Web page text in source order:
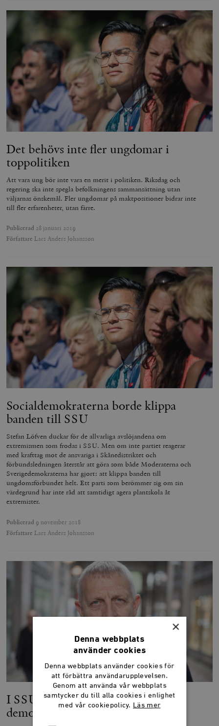
Det behövs inte fler ungdomar i
toppolitiken
Att vara ung bör inte vara en merit i politiken. Riksdag och
regering ska inte spegla befolkningens sammansättning utan
väljarnas önskemål. Fler ungdomar på maktpositioner bidrar inte
till fler erfarenheter, utan färre.
Publicerad 28 januari 2019
Författare Lars Anders Johansson
Socialdemokraterna borde klippa
banden till SSU
Stefan Löfven duckar för de allvarliga avslöjandena om
extremismen som frodas i SSU. Men om inte partiet reagerar
med krafttag mot de ansvariga i Skånedistriktet och
förbundsledningen återstår att göra som både Moderaterna och
Sverigedemokraterna har gjort: att klippa banden till
ungdomsförbundet helt. Ett parti som berömmer sig om sin
värdegrund har inte råd att samtidigt agera plantskola åt
extremister.
Publicerad 9 november 2018
Författare Lars Anders Johansson
I SSU vann normkritiken över de
demokratiska normerna
×
Denna webbplats
använder cookies
Denna webbplats använder cookies för
att förbättra användarupplevelsen.
Genom att använda vår webbplats
samtycker du till alla cookies i enlighet
med vår cookiepolicy. Läs mer